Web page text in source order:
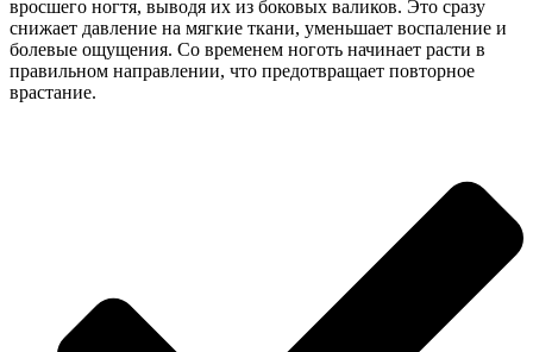
вросшего ногтя, выводя их из боковых валиков. Это сразу
снижает давление на мягкие ткани, уменьшает воспаление и
болевые ощущения. Со временем ноготь начинает расти в
правильном направлении, что предотвращает повторное
врастание.